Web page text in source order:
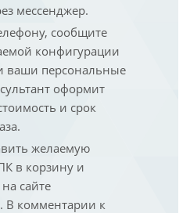
мессенджер.
сообщите
конфигурации
ваши персональные
оформит
и срок
желаемую
в корзину и
сайте
В комментарии к